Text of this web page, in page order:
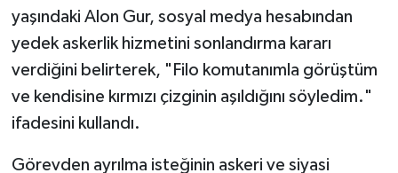
yaşındaki Alon Gur, sosyal medya hesabından
yedek askerlik hizmetini sonlandırma kararı
verdiğini belirterek, "Filo komutanımla görüştüm
ve kendisine kırmızı çizginin aşıldığını söyledim."
ifadesini kullandı.
Görevden ayrılma isteğinin askeri ve siyasi